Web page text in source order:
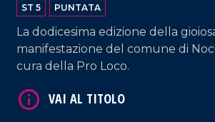
ST 5 PUNTATA
La dodicesima edizione della
manifestazione del comune di
cura della Pro Loco.
VAI AL TITOLO